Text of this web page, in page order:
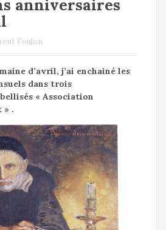
anniversaires
Foulon
d’avril, j’ai enchainé les
dans trois
« Association
» .